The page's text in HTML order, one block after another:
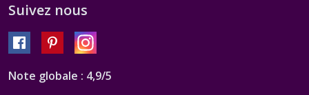
Suivez nous
Note globale : 4,9/5